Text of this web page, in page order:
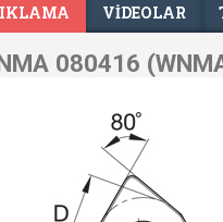
VIDEOLAR
080416